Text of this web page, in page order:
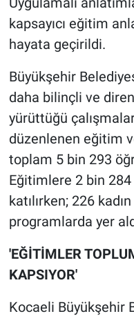
kapsayıcı eğitim
hayata geçirildi.
Büyükşehir
daha bilinçli ve
yürüttüğü
düzenlenen eğitim
toplam 5 bin 293
Eğitimlere 2 bin 284
katılırken; 226
programlarda yer
'EĞİTİMLER
KAPSIYOR'
Kocaeli Büyükşehir